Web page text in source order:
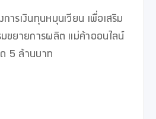
รเงินทุนหมุนเวียน เพื่อเสริม
มขยายการผลิต แม่ค้าออนไลน์
5 ล้านบาท